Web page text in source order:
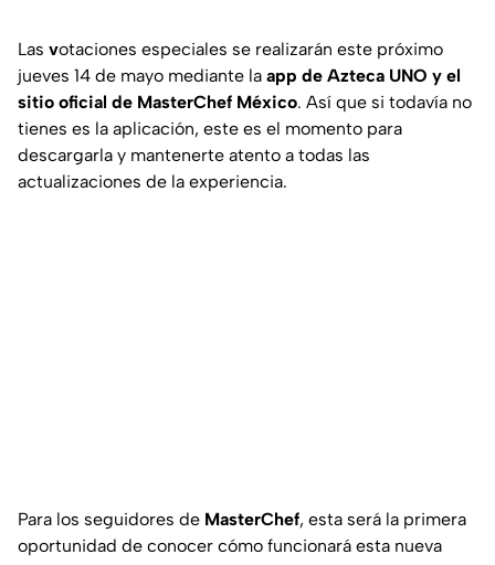
Las votaciones especiales se realizarán este próximo
jueves 14 de mayo mediante la app de Azteca UNO y el
sitio oficial de MasterChef México. Así que si todavía no
tienes es la aplicación, este es el momento para
descargarla y mantenerte atento a todas las
actualizaciones de la experiencia.
Para los seguidores de MasterChef, esta será la primera
oportunidad de conocer cómo funcionará esta nueva